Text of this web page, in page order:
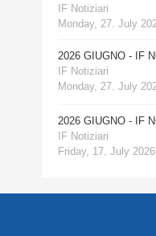
IF Notiziari
Monday, 27. July
2026 GIUGNO - IF
IF Notiziari
Monday, 27. July
2026 GIUGNO - IF
IF Notiziari
Friday, 17. July 2026